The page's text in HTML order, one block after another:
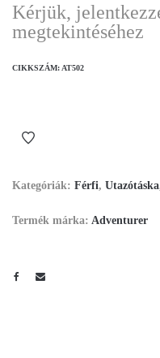
Kérjük,
megtekintéséhez
CIKKSZÁM: AT502
Kategóriák: Férfi, Utazótáska
Termék márka: Adventurer